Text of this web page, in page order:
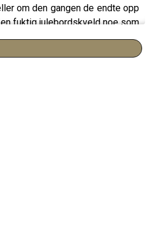
om den gangen de endte opp
fuktig julebordskveld noe som
..